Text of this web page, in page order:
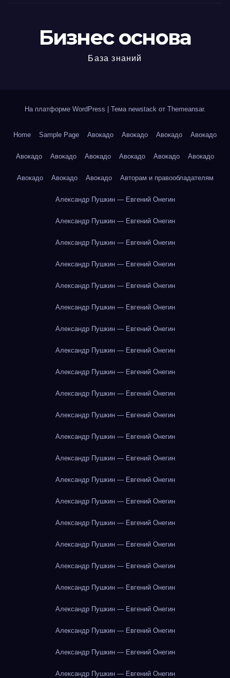
Бизнес основа
База знаний
На платформе WordPress Тема newstack от Themeansar.
Home Sample Page Авокадо Авокадо Авокадо Авокадо
Авокадо Авокадо Авокадо Авокадо Авокадо Авокадо
Авокадо Авокадо Авокадо Авторам и правообладателям
Александр Пушкин — Евгений Онегин
Александр Пушкин — Евгений Онегин
Александр Пушкин — Евгений Онегин
Александр Пушкин — Евгений Онегин
Александр Пушкин — Евгений Онегин
Александр Пушкин — Евгений Онегин
Александр Пушкин — Евгений Онегин
Александр Пушкин — Евгений Онегин
Александр Пушкин — Евгений Онегин
Александр Пушкин — Евгений Онегин
Александр Пушкин — Евгений Онегин
Александр Пушкин — Евгений Онегин
Александр Пушкин — Евгений Онегин
Александр Пушкин — Евгений Онегин
Александр Пушкин — Евгений Онегин
Александр Пушкин — Евгений Онегин
Александр Пушкин — Евгений Онегин
Александр Пушкин — Евгений Онегин
Александр Пушкин — Евгений Онегин
Александр Пушкин — Евгений Онегин
Александр Пушкин — Евгений Онегин
Александр Пушкин — Евгений Онегин
Александр Пушкин — Евгений Онегин